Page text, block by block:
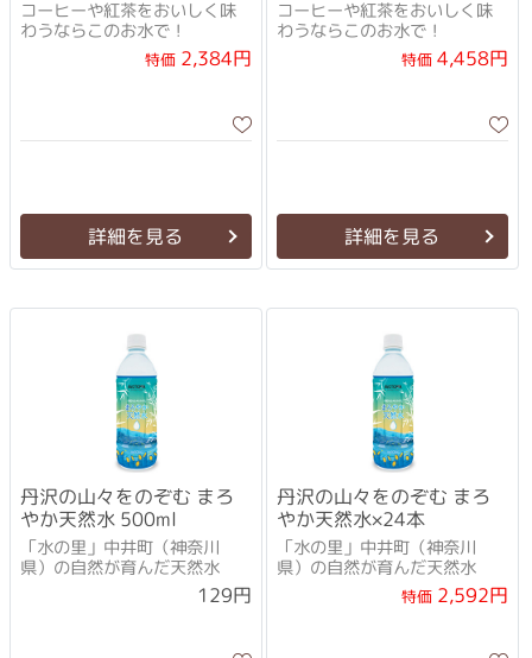
コーヒーや紅茶をおいしく味
わうならこのお水で！
特価2,384円
詳細を見る
コーヒーや紅茶をおいしく味
わうならこのお水で！
特価4,458円
詳細を見る
丹沢の山々をのぞむ まろ
やか天然水 500ml
「水の里」中井町（神奈川
県）の自然が育んだ天然水
129円
丹沢の山々をのぞむ まろ
やか天然水×24本
「水の里」中井町（神奈川
県）の自然が育んだ天然水
特価2,592円